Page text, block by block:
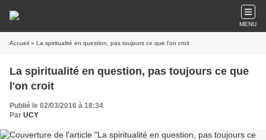
MENU
Accueil » La spiritualité en question, pas toujours ce que l'on croit
La spiritualité en question, pas toujours ce que
l'on croit
Publié le 02/03/2016 à 18:34
Par UCY